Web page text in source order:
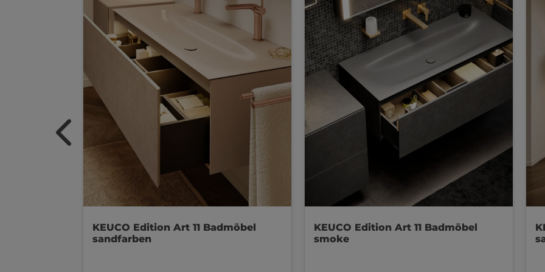
KEUCO Edition Art 11 Badmöbel
sandfarben
KEUCO Edition Art 11 Badmöbel
smoke